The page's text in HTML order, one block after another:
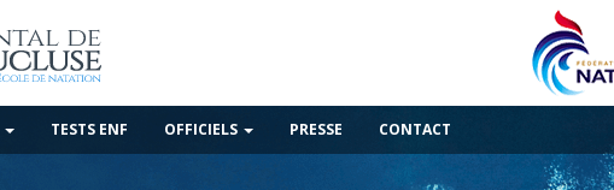
TESTS ENF OFFICIELS PRESSE CONTACT